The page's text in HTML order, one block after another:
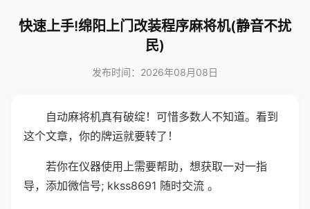
快速上手!绵阳上门改装程序麻将机(静音不扰
民)
发布时间：2026年08月08日
自动麻将机真有破绽！可惜多数人不知道。看到
这个文章，你的牌运就要转了！
若你在仪器使用上需要帮助，想获取一对一指
导，添加微信号; kkss8691 随时交流 。